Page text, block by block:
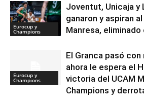
Eurocup y
Champions
Joventut, Unicaja y
ganaron y aspiran
Manresa, eliminado
Eurocup y
Champions
El Granca pasó
ahora le espera el
victoria del UCAM
Champions y